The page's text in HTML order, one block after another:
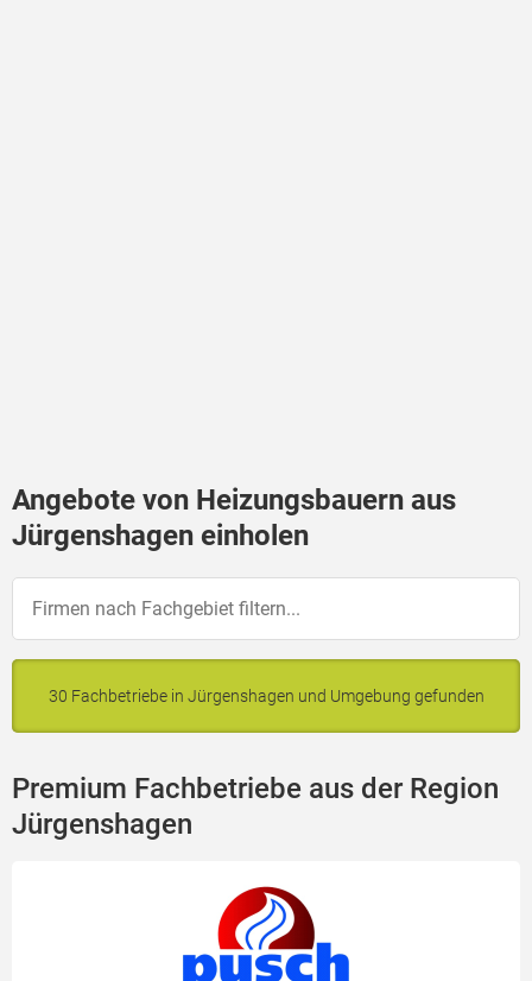
Angebote von Heizungsbauern aus
Jürgenshagen einholen
30 Fachbetriebe in Jürgenshagen und Umgebung gefunden
Premium Fachbetriebe aus der Region
Jürgenshagen